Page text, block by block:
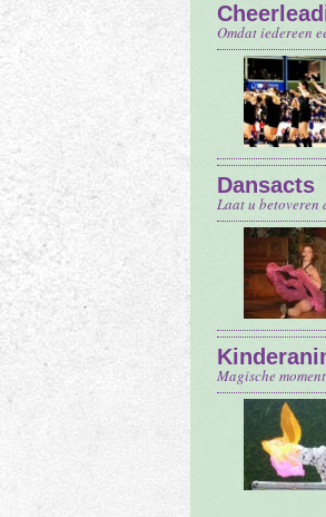
Omdat iedereen
Dansacts
Laat u betoveren
Magische